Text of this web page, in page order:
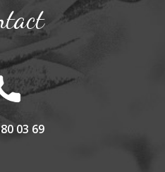
03 69